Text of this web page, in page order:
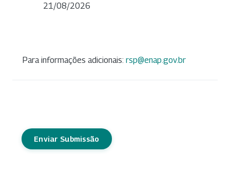
21/08/2026
Para informações adicionais: rsp@enap.gov.br
Enviar Submissão